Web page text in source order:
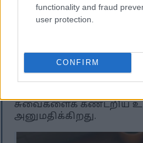
functionality and fraud
user protection.
CONFIRM
அருகுலாவை
புத்துணர்ச்சியூட்டும்
சேர்ந்து, உங்கள்
ஊட்டச்சத்துக்களைச்
உங்கள் உணவில்
சுவைகளைக் கண்டறிய
அனுமதிக்கிறது.